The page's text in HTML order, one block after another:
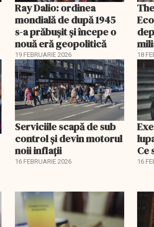
Ray Dalio: ordinea
mondială de după 1945
s-a prăbușit și începe o
nouă eră geopolitică
19 FEBRUARIE 2026 18
Serviciile scapă de sub
control și devin motorul
noii inflații
16 FEBRUARIE 2026
Ce
16